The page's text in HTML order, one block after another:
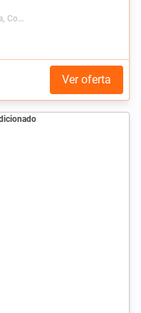
San Pedro De Alcántara, España, Andalucía, Costa del Sol
Ver oferta